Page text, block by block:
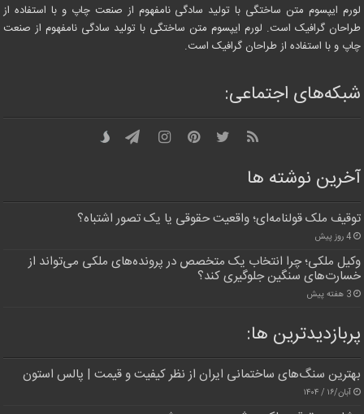
لورم ایپسوم متن ساختگی با تولید سادگی نامفهوم از صنعت چاپ و با استفاده از
طراحان گرافیک است. لورم ایپسوم متن ساختگی با تولید سادگی نامفهوم از صنعت
چاپ و با استفاده از طراحان گرافیک است.
شبکه‌های اجتماعی:
آخرین نوشته ها
توقیف ملک قولنامه‌ای؛ واقعیت حقوقی یا یک تصور اشتباه؟
4 روز پیش
وکیل ملکی؛ چرا انتخاب یک متخصص در پرونده‌های ملکی می‌تواند از
خسارت‌های سنگین جلوگیری کند؟
3 هفته پیش
پربازدیدترین‌ ها:
بهترین سنگ‌های ساختمانی ایران از نظر کیفیت و قیمت | پالس استون
آبان/۱۶ / ۱۴۰۴